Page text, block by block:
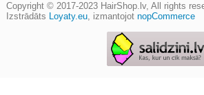
Copyright © 2017-2023 HairShop.lv, All rights
Izstrādāts Loyaty.eu, izmantojot nopCommerce